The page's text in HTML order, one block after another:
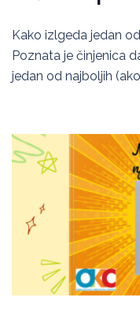
Kako izlgeda jedan
Poznata je činjenica
jedan od najboljih